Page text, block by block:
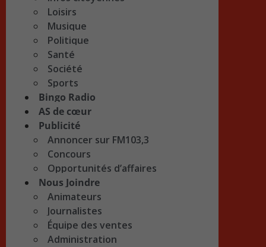
Loisirs
Musique
Politique
Santé
Société
Sports
Bingo Radio
AS de cœur
Publicité
Annoncer sur FM103,3
Concours
Opportunités d’affaires
Nous Joindre
Animateurs
Journalistes
Équipe des ventes
Administration